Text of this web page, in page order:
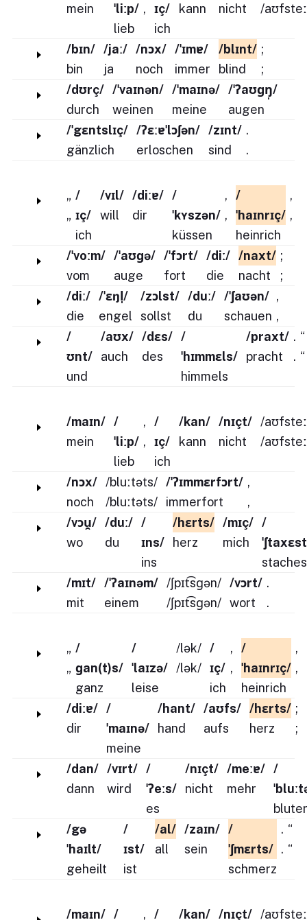
mein
ˈliːp/
lieb
,
ɪç/
ich
kann
nicht
/
/bɪn/
bin
/jaː/
ja
/nɔx/
noch
/ˈɪmɐ/
immer
/blɪnt/
blind
;
;
/dʊrç/
durch
/ˈvaɪnən/
weinen
/ˈmaɪnə/
meine
/ˈʔaʊɡŋ̩/
augen
/ˈgɛntslɪç/
gänzlich
/ʔɛːɐˈlɔʃən/
erloschen
/zɪnt/
sind
.
.
„
„
/
ɪç/
ich
/vɪl/
will
/diːɐ/
dir
/
ˈkʏszən/
küssen
,
,
/
ˈhaɪnrɪç/
heinrich
,
,
/ˈvoːm/
vom
/ˈaʊɡə/
auge
/ˈfɔrt/
fort
/diː/
die
/naxt/
nacht
;
;
/diː/
die
/ˈɛŋl̩/
engel
/zɔlst/
sollst
/duː/
du
/ˈʃaʊən/
schauen
,
,
/
ʊnt/
und
/aʊx/
auch
/dɛs/
des
/
ˈhɪmmɛls/
himmels
/praxt/
pracht
.
.
“
“
/maɪn/
mein
/
ˈliːp/
lieb
,
,
/
ɪç/
ich
/kan/
kann
/nɪçt/
nicht
/
/
/nɔx/
noch
/bluːtəts/
/bluːtəts/
/ˈʔɪmmɛrfɔrt/
immerfort
,
,
/vɔu̯/
wo
/duː/
du
/
ɪns/
ins
/hɛrts/
herz
/mɪç/
mich
/
/mɪt/
mit
/ˈʔaɪnəm/
einem
/ʃpɪt͡sɡən/
/ʃpɪt͡sɡən/
/vɔrt/
wort
.
.
„
„
/
ɡan(t)s/
ganz
/
ˈlaɪzə/
leise
/lək/
/lək/
/
ɪç/
ich
,
,
/
ˈhaɪnrɪç/
heinrich
,
,
/diːɐ/
dir
/
ˈmaɪnə/
meine
/hant/
hand
/aʊfs/
aufs
/hɛrts/
herz
;
;
/dan/
dann
/vɪrt/
wird
/
ˈʔeːs/
es
/nɪçt/
nicht
/meːɐ/
mehr
/
/gə
ˈhaɪlt/
geheilt
/
ɪst/
ist
/al/
all
/zaɪn/
sein
/
ˈʃmɛrts/
schmerz
.
.
“
“
/maɪn/ / , / /kan/ /nɪçt/ /